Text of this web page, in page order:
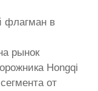
флагман в
рынок
Hongqi
от